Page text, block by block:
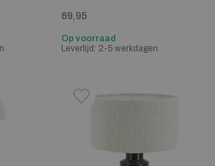
69,95
Op voorraad
Levertijd: 2-5 werkdagen
verlanglijstje
verlanglijst Toevoegen aan
Verwijderen van verlanglijst